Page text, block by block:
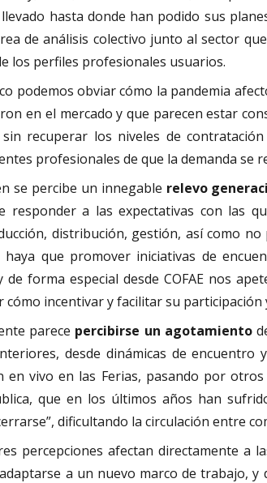
hasta donde han podido sus
de análisis colectivo junto al sector
los perfiles profesionales usuarios.
podemos obviar cómo la pandemia
en el mercado y que parecen estar
recuperar los niveles de
profesionales de que la demanda se
se percibe un innegable relevo
responder a las expectativas con las
distribución, gestión, así como
haya que promover iniciativas de
de forma especial desde COFAE nos
cómo incentivar y facilitar su
parece percibirse un agotamiento
desde dinámicas de
en vivo en las Ferias, pasando por
que en los últimos años han
dificultando la circulación entre
percepciones afectan directamente a
a un nuevo marco de trabajo, y